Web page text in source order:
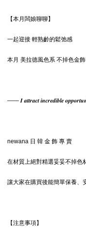
【本月闆娘聊聊】
一起迎接 輕熟齡的鬆弛感
本月 美拉德風色系 不掉色金飾
—— 𝑰 𝒂𝒕𝒕𝒓𝒂𝒄𝒕 𝒊𝒏𝒄𝒓𝒆𝒅𝒊𝒃𝒍𝒆
newana 日 韓 金 飾 專 賣
在材質上絕對精選妥妥不掉色
讓大家在購買後能簡單保養、
【注意事項】